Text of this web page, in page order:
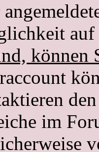
können
im